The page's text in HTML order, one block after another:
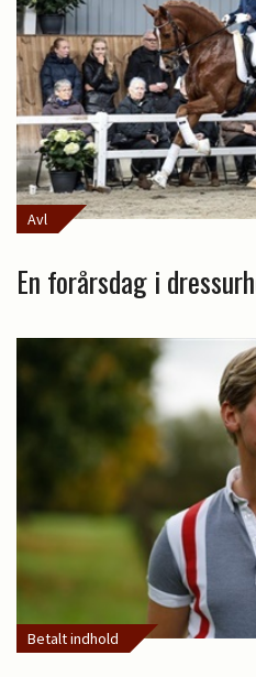
Avl
En forårsdag i
Betalt indhold